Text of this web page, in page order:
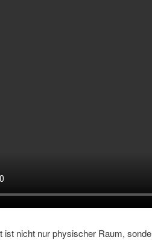
ist nicht nur physischer Raum,